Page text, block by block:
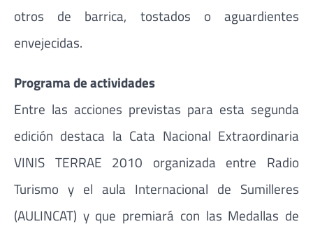
otros de barrica, tostados o aguardientes
envejecidas.
Programa de actividades
Entre las acciones previstas para esta segunda
edición destaca la Cata Nacional Extraordinaria
VINIS TERRAE 2010 organizada entre Radio
Turismo y el aula Internacional de Sumilleres
(AULINCAT) y que premiará con las Medallas de